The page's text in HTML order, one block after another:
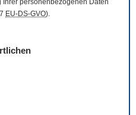
personenbezogenen Daten
EU-DS-GVO).